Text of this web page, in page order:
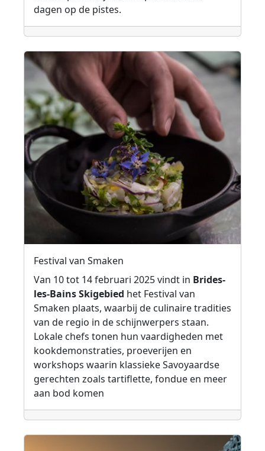
dagen op de pistes.
Festival van Smaken
Van 10 tot 14 februari 2025 vindt in Brides-
les-Bains Skigebied het Festival van
Smaken plaats, waarbij de culinaire tradities
van de regio in de schijnwerpers staan.
Lokale chefs tonen hun vaardigheden met
kookdemonstraties, proeverijen en
workshops waarin klassieke Savoyaardse
gerechten zoals tartiflette, fondue en meer
aan bod komen